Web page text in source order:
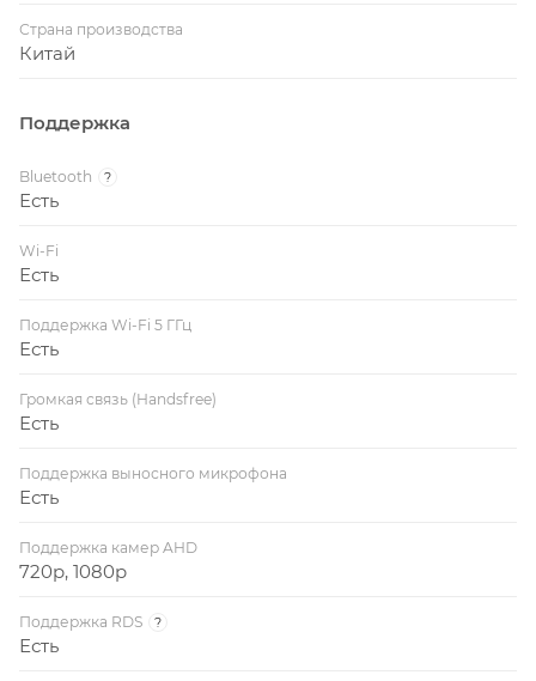
Страна производства
Китай
Поддержка
Bluetooth ?
Есть
Wi-Fi
Есть
Поддержка Wi-Fi 5 ГГц
Есть
Громкая связь (Handsfree)
Есть
Поддержка выносного микрофона
Есть
Поддержка камер AHD
720p, 1080p
Поддержка RDS ?
Есть